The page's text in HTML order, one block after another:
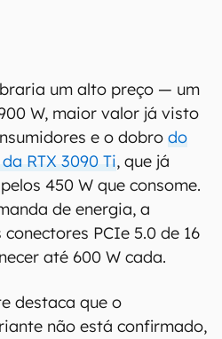
um alto preço — um
W, maior valor já visto
e o dobro do
RTX 3090 Ti, que já
450 W que consome.
de energia, a
PCIe 5.0 de 16
até 600 W cada.
destaca que o
não está confirmado,